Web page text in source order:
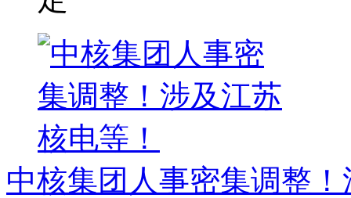
中核集团人事密集调整